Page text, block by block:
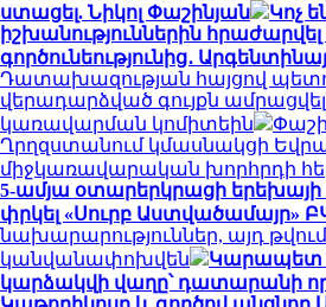
ստացել. Նիկոլ Փաշինյան
Կոչ
իշխանություններին
գործունեությունից․
Դատախազության հայցով
վերադարձված գույքն
կառավարման կոմիտեին
Ղրղզստանում կմասնակցի
միջկառավարական խորհրդի
5-ամյա օտարերկրացի երեխայի
փրկել «Սուրբ Աստվածամայր»
նախարարություններ, այդ
կանվանափոխվեն
Կարապետ
կարձակվի վաղը՝ դատարանի